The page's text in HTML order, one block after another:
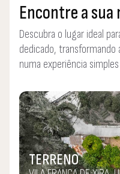
acompanhando o cliente
primeiro contacto, e
negócio, pois após o
disponível para ajudar
Encontre a sua
Descubra o lugar ideal
dedicado, transformando
numa experiência
TERRENO